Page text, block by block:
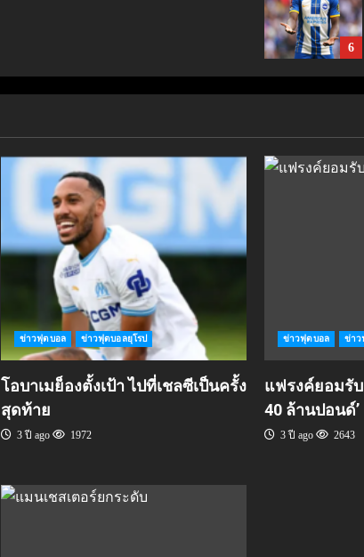
6
ข่าวฟุตบอล ข่าวฟุตบอลยุโรป
โอบาเมย็องตั้งเป้า ไปที่เชลซีเป็นครั้ง
สุดท้าย
3 ปี ago 1972
ข่าวฟุตบอล ข่าว
แฟรงค์ยอมรับ
40 ล้านปอนด์’
3 ปี ago 2643